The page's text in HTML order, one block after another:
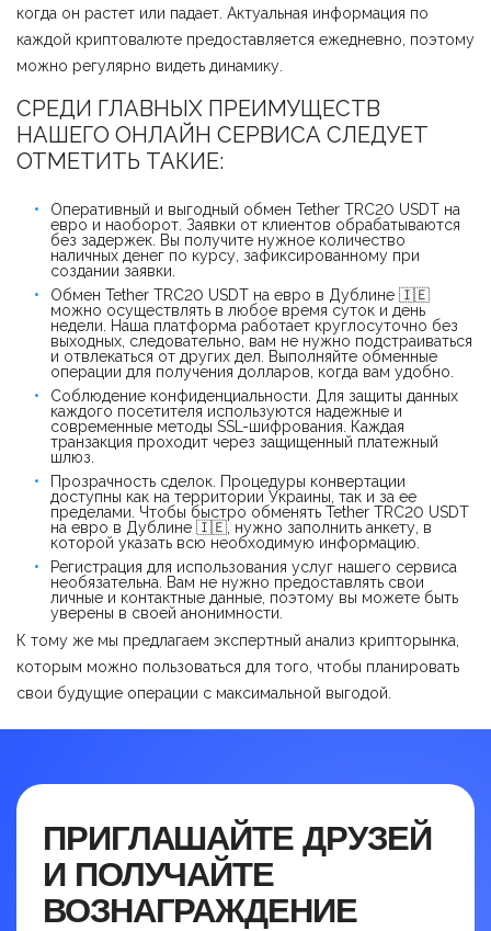
когда он растет или падает. Актуальная информация по
каждой криптовалюте предоставляется ежедневно, поэтому
можно регулярно видеть динамику.
СРЕДИ ГЛАВНЫХ ПРЕИМУЩЕСТВ
НАШЕГО ОНЛАЙН СЕРВИСА СЛЕДУЕТ
ОТМЕТИТЬ ТАКИЕ:
Оперативный и выгодный обмен Tether TRC20 USDT на
евро и наоборот. Заявки от клиентов обрабатываются
без задержек. Вы получите нужное количество
наличных денег по курсу, зафиксированному при
создании заявки.
Обмен Tether TRC20 USDT на евро в Дублине 🇮🇪
можно осуществлять в любое время суток и день
недели. Наша платформа работает круглосуточно без
выходных, следовательно, вам не нужно подстраиваться
и отвлекаться от других дел. Выполняйте обменные
операции для получения долларов, когда вам удобно.
Соблюдение конфиденциальности. Для защиты данных
каждого посетителя используются надежные и
современные методы SSL-шифрования. Каждая
транзакция проходит через защищенный платежный
шлюз.
Прозрачность сделок. Процедуры конвертации
доступны как на территории Украины, так и за ее
пределами. Чтобы быстро обменять Tether TRC20 USDT
на евро в Дублине 🇮🇪, нужно заполнить анкету, в
которой указать всю необходимую информацию.
Регистрация для использования услуг нашего сервиса
необязательна. Вам не нужно предоставлять свои
личные и контактные данные, поэтому вы можете быть
уверены в своей анонимности.
К тому же мы предлагаем экспертный анализ крипторынка,
которым можно пользоваться для того, чтобы планировать
свои будущие операции с максимальной выгодой.
ПРИГЛАШАЙТЕ ДРУЗЕЙ
И ПОЛУЧАЙТЕ
ВОЗНАГРАЖДЕНИЕ